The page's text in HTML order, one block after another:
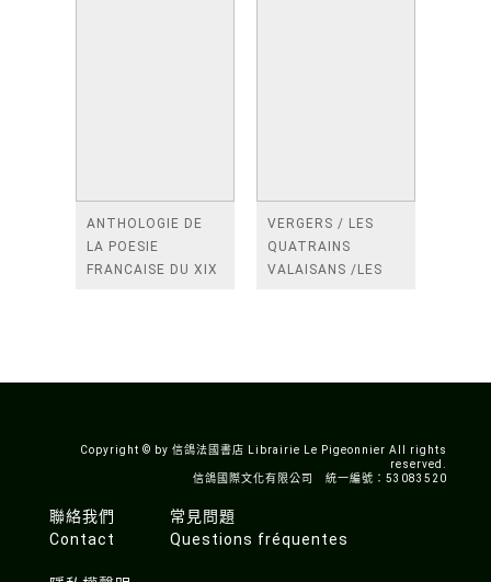
ANTHOLOGIE DE
LA POESIE
FRANCAISE DU XIX
VERGERS / LES
QUATRAINS
VALAISANS /LES
Copyright © by 信鴿法國書店 Librairie Le Pigeonnier All rights
reserved.
信鴿國際文化有限公司 統一編號：53083520
聯絡我們
Contact
常見問題
Questions fréquentes